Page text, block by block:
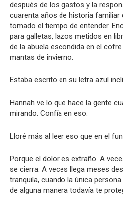
después de los gastos y la
cuarenta años de historia familiar
tomado el tiempo de entender.
para galletas, lazos metidos en
de la abuela escondida en el
mantas de invierno.
Estaba escrito en su letra azul
Hannah ve lo que hace la gente
mirando. Confía en eso.
Lloré más al leer eso que en el
Porque el dolor es extraño. A
se cierra. A veces llega meses
tranquila, cuando la única
de alguna manera todavía te